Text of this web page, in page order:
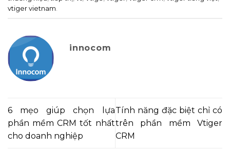
vtiger vietnam.
innocom
6 mẹo giúp chọn lựa
phần mềm CRM tốt nhất
cho doanh nghiệp
Tính năng đặc biệt chỉ có
trên phần mềm Vtiger
CRM